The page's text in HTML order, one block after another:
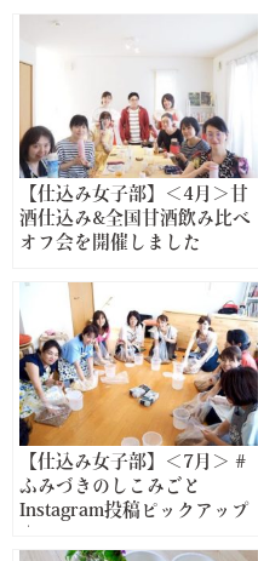
【仕込み女子部】＜4月＞甘
酒仕込み&全国甘酒飲み比べ
オフ会を開催しました
【仕込み女子部】＜7月＞ #
ふみづきのしこみごと
Instagram投稿ピックアップ